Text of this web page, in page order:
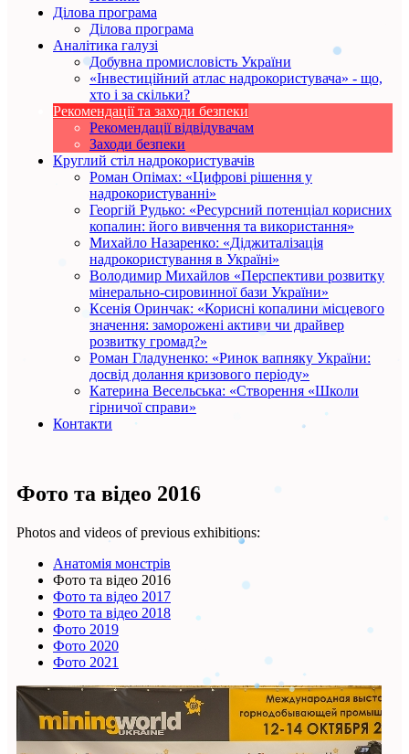
Ділова програма
Ділова програма
Аналітика галузі
Добувна промисловість України
«Інвестиційний атлас надрокористувача» - що,
хто і за скільки?
Рекомендації та заходи безпеки
Рекомендації відвідувачам
Заходи безпеки
Круглий стіл надрокористувачів
Роман Опімах: «Цифрові рішення у
надрокористуванні»
Георгій Рудько: «Ресурсний потенціал корисних
копалин: його вивчення та використання»
Михайло Назаренко: «Діджиталізація
надрокористування в Україні»
Володимир Михайлов «Перспективи розвитку
мінерально-сировинної бази України»
Ксенія Оринчак: «Корисні копалини місцевого
значення: заморожені активи чи драйвер
розвитку громад?»
Роман Гладуненко: «Ринок вапняку України:
досвід долання кризового періоду»
Катерина Весельська: «Створення «Школи
гірничої справи»
Контакти
Фото та відео 2016
Photos and videos of previous exhibitions:
Анатомія монстрів
Фото та відео 2016
Фото та відео 2017
Фото та відео 2018
Фото 2019
Фото 2020
Фото 2021